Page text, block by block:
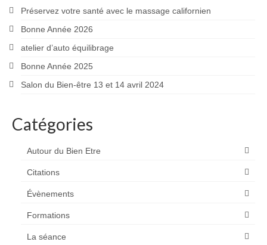
Préservez votre santé avec le massage californien
Bonne Année 2026
atelier d’auto équilibrage
Bonne Année 2025
Salon du Bien-être 13 et 14 avril 2024
Catégories
Autour du Bien Etre
Citations
Évènements
Formations
La séance